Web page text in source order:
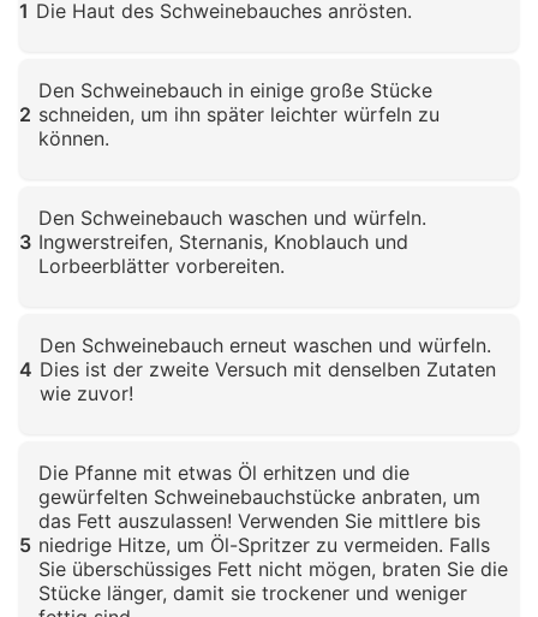
1 Die Haut des Schweinebauches anrösten.
2
Den Schweinebauch in einige große Stücke
schneiden, um ihn später leichter würfeln zu
können.
3
Den Schweinebauch waschen und würfeln.
Ingwerstreifen, Sternanis, Knoblauch und
Lorbeerblätter vorbereiten.
4
Den Schweinebauch erneut waschen und würfeln.
Dies ist der zweite Versuch mit denselben Zutaten
wie zuvor!
5
Die Pfanne mit etwas Öl erhitzen und die
gewürfelten Schweinebauchstücke anbraten, um
das Fett auszulassen! Verwenden Sie mittlere bis
niedrige Hitze, um Öl-Spritzer zu vermeiden. Falls
Sie überschüssiges Fett nicht mögen, braten Sie die
Stücke länger, damit sie trockener und weniger